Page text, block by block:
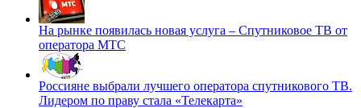
На рынке появилась новая услуга – Спутниковое ТВ от
оператора МТС
Россияне выбрали лучшего оператора спутникового ТВ.
Лидером по праву стала «Телекарта»